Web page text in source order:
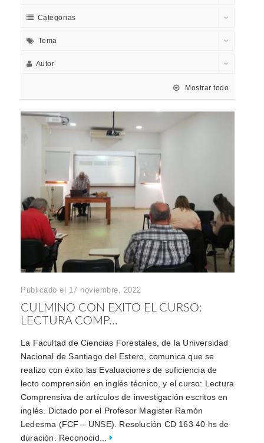
Categorias
Tema
Autor
Mostrar todo
Publicado el 17 noviembre, 2022
CULMINO CON EXITO EL CURSO:
LECTURA COMP...
La Facultad de Ciencias Forestales, de la Universidad
Nacional de Santiago del Estero, comunica que se
realizo con éxito las Evaluaciones de suficiencia de
lecto comprensión en inglés técnico, y el curso: Lectura
Comprensiva de artículos de investigación escritos en
inglés. Dictado por el Profesor Magister Ramón
Ledesma (FCF – UNSE). Resolución CD 163 40 hs de
duración. Reconocid...